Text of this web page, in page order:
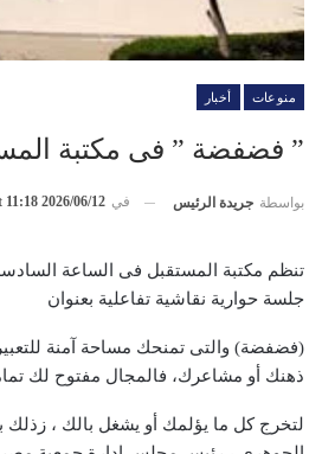
منوعات أخبار
” فضفضة ” فى مكتبة
بواسطة جريدة الرئيس في 2026/06/12 at 11:18 صباحًا
تنظم مكتبة المستقبل فى الساعة
جلسة حوارية نقاشية تفاعلية بعنوان
(فضفضة) والتى تمنحك مساحة آمنة
ذهنك أو مشاعرك، فالمجال مفتوح لك
لتخرج كل ما يؤلمك أو يشغل بالك ، زذلك